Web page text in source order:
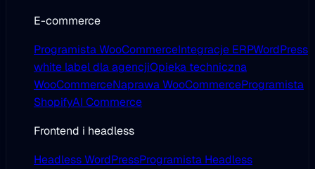
E-commerce
Programista WooCommerceIntegracje ERPWordPress
white label dla agencjiOpieka techniczna
WooCommerceNaprawa WooCommerceProgramista
ShopifyAI Commerce
Frontend i headless
Headless WordPressProgramista Headless